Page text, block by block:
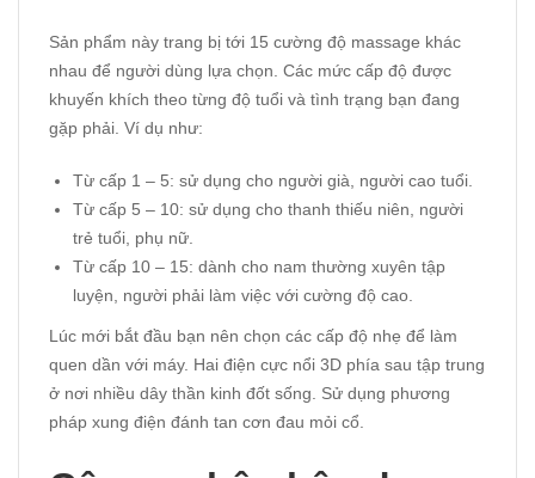
Sản phẩm này trang bị tới 15 cường độ massage khác
nhau để người dùng lựa chọn. Các mức cấp độ được
khuyến khích theo từng độ tuổi và tình trạng bạn đang
gặp phải. Ví dụ như:
Từ cấp 1 – 5: sử dụng cho người già, người cao tuổi.
Từ cấp 5 – 10: sử dụng cho thanh thiếu niên, người
trẻ tuổi, phụ nữ.
Từ cấp 10 – 15: dành cho nam thường xuyên tập
luyện, người phải làm việc với cường độ cao.
Lúc mới bắt đầu bạn nên chọn các cấp độ nhẹ để làm
quen dần với máy. Hai điện cực nổi 3D phía sau tập trung
ở nơi nhiều dây thần kinh đốt sống. Sử dụng phương
pháp xung điện đánh tan cơn đau mỏi cổ.